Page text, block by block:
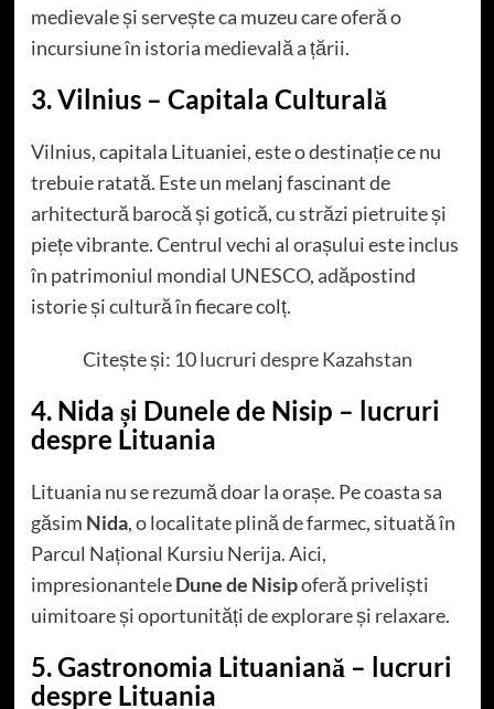
medievale și servește ca muzeu care oferă o
incursiune în istoria medievală a țării.
3. Vilnius – Capitala Culturală
Vilnius, capitala Lituaniei, este o destinație ce nu
trebuie ratată. Este un melanj fascinant de
arhitectură barocă și gotică, cu străzi pietruite și
piețe vibrante. Centrul vechi al orașului este inclus
în patrimoniul mondial UNESCO, adăpostind
istorie și cultură în fiecare colț.
Citește și: 10 lucruri despre Kazahstan
4. Nida și Dunele de Nisip – lucruri
despre Lituania
Lituania nu se rezumă doar la orașe. Pe coasta sa
găsim Nida, o localitate plină de farmec, situată în
Parcul Național Kursiu Nerija. Aici,
impresionanteleDune de Nisipoferă priveliști
uimitoare și oportunități de explorare și relaxare.
5. Gastronomia Lituaniană – lucruri
despre Lituania